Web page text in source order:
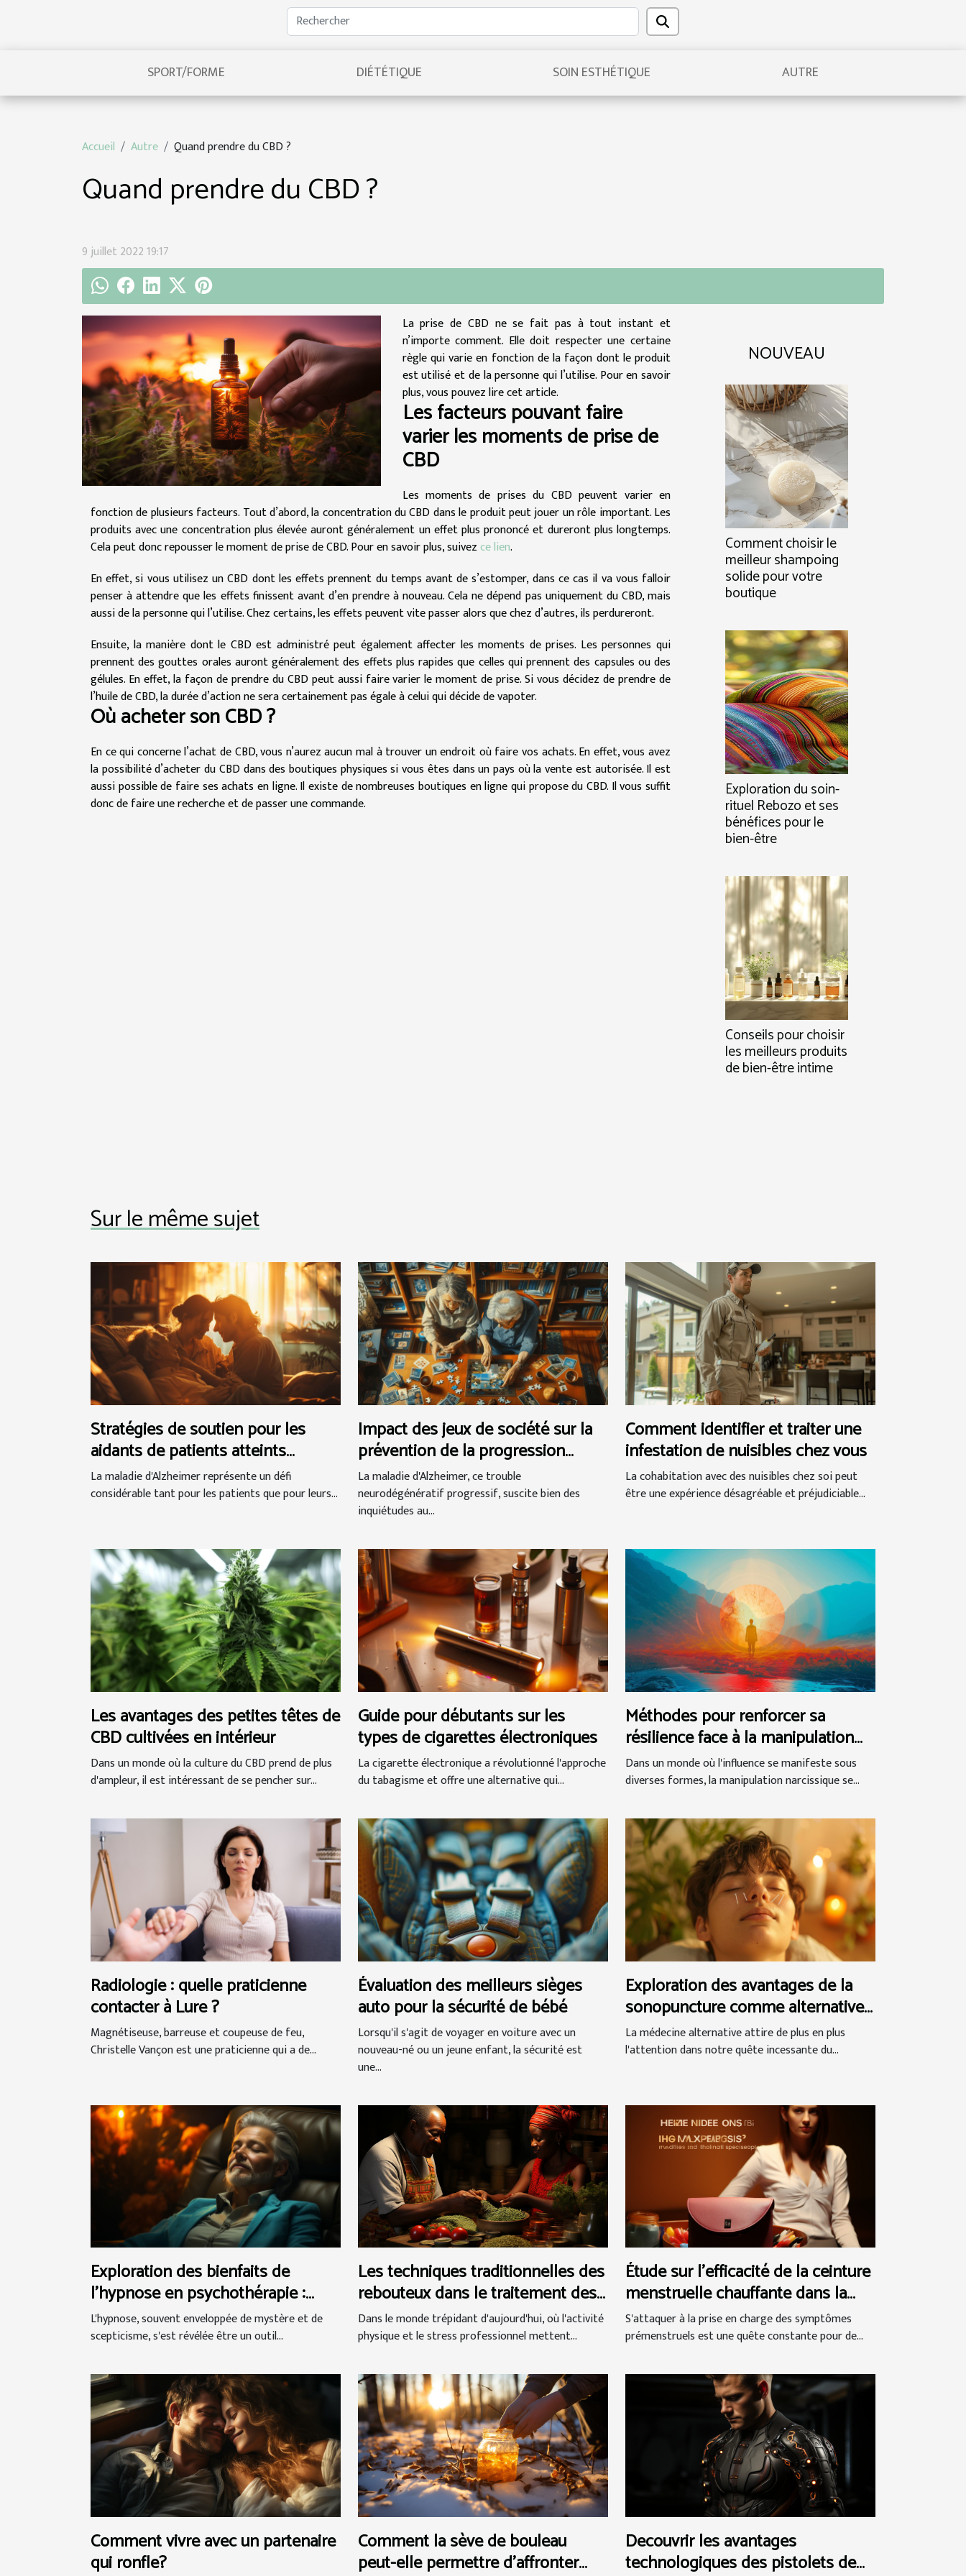
SPORT/FORME DIÉTÉTIQUE SOIN ESTHÉTIQUE AUTRE
Accueil Autre Quand prendre du CBD ?
Quand prendre du CBD ?
9 juillet 2022 19:17
La prise de CBD ne se fait pas à tout instant et
n’importe comment. Elle doit respecter une certaine
règle qui varie en fonction de la façon dont le produit
est utilisé et de la personne qui l’utilise. Pour en savoir
plus, vous pouvez lire cet article.
Les facteurs pouvant faire
varier les moments de prise de
CBD
Les moments de prises du CBD peuvent varier en
fonction de plusieurs facteurs. Tout d’abord, la concentration du CBD dans le produit peut jouer un rôle important. Les
produits avec une concentration plus élevée auront généralement un effet plus prononcé et dureront plus longtemps.
Cela peut donc repousser le moment de prise de CBD. Pour en savoir plus, suivezce lien.
En effet, si vous utilisez un CBD dont les effets prennent du temps avant de s’estomper, dans ce cas il va vous falloir
penser à attendre que les effets finissent avant d’en prendre à nouveau. Cela ne dépend pas uniquement du CBD, mais
aussi de la personne qui l’utilise. Chez certains, les effets peuvent vite passer alors que chez d’autres, ils perdureront.
Ensuite, la manière dont le CBD est administré peut également affecter les moments de prises. Les personnes qui
prennent des gouttes orales auront généralement des effets plus rapides que celles qui prennent des capsules ou des
gélules. En effet, la façon de prendre du CBD peut aussi faire varier le moment de prise. Si vous décidez de prendre de
l’huile de CBD, la durée d’action ne sera certainement pas égale à celui qui décide de vapoter.
Où acheter son CBD ?
En ce qui concerne l’achat de CBD, vous n’aurez aucun mal à trouver un endroit où faire vos achats. En effet, vous avez
la possibilité d’acheter du CBD dans des boutiques physiques si vous êtes dans un pays où la vente est autorisée. Il est
aussi possible de faire ses achats en ligne. Il existe de nombreuses boutiques en ligne qui propose du CBD. Il vous suffit
donc de faire une recherche et de passer une commande.
NOUVEAU
Comment choisir le
meilleur shampoing
solide pour votre
boutique
Exploration du soin-
rituel Rebozo et ses
bénéfices pour le
bien-être
Conseils pour choisir
les meilleurs produits
de bien-être intime
Sur le même sujet
Stratégies de soutien pour les
aidants de patients atteints
d'Alzheimer
La maladie d'Alzheimer représente un défi
considérable tant pour les patients que pour leurs...
Impact des jeux de société sur la
prévention de la progression
d'Alzheimer
La maladie d'Alzheimer, ce trouble
neurodégénératif progressif, suscite bien des
inquiétudes au...
Comment identifier et traiter une
infestation de nuisibles chez vous
La cohabitation avec des nuisibles chez soi peut
être une expérience désagréable et préjudiciable...
Les avantages des petites têtes de
CBD cultivées en intérieur
Dans un monde où la culture du CBD prend de plus
d'ampleur, il est intéressant de se pencher sur...
Guide pour débutants sur les
types de cigarettes électroniques
La cigarette électronique a révolutionné l'approche
du tabagisme et offre une alternative qui...
Méthodes pour renforcer sa
résilience face à la manipulation
narcissique
Dans un monde où l'influence se manifeste sous
diverses formes, la manipulation narcissique se...
Radiologie : quelle praticienne
contacter à Lure ?
Magnétiseuse, barreuse et coupeuse de feu,
Christelle Vançon est une praticienne qui a de...
Évaluation des meilleurs sièges
auto pour la sécurité de bébé
Lorsqu'il s'agit de voyager en voiture avec un
nouveau-né ou un jeune enfant, la sécurité est
une...
Exploration des avantages de la
sonopuncture comme alternative
à l'acupuncture
La médecine alternative attire de plus en plus
l'attention dans notre quête incessante du...
Exploration des bienfaits de
l'hypnose en psychothérapie :
Techniques et témoignages de
réussite
L'hypnose, souvent enveloppée de mystère et de
scepticisme, s'est révélée être un outil...
Les techniques traditionnelles des
rebouteux dans le traitement des
douleurs musculaires et
articulaires
Dans le monde trépidant d'aujourd'hui, où l'activité
physique et le stress professionnel mettent...
Étude sur l'efficacité de la ceinture
menstruelle chauffante dans la
gestion du syndrome
prémenstruel
S'attaquer à la prise en charge des symptômes
prémenstruels est une quête constante pour de...
Comment vivre avec un partenaire
qui ronfle?
Comment la sève de bouleau
peut-elle permettre d'affronter
Decouvrir les avantages
technologiques des pistolets de